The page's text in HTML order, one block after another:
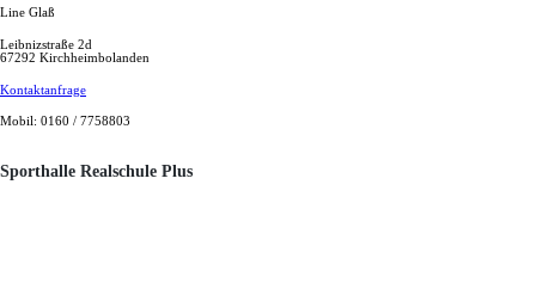
Line Glaß
Leibnizstraße 2d
67292 Kirchheimbolanden
Kontaktanfrage
Mobil: 0160 / 7758803
Sporthalle Realschule Plus